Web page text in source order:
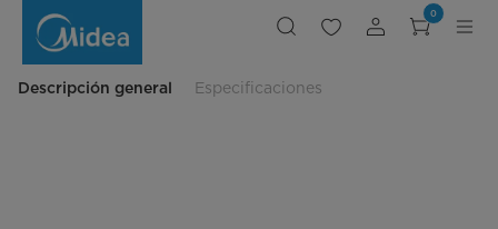
0
Descripción general Especificaciones